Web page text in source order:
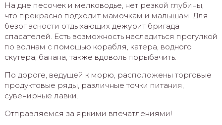
На дне песочек и мелководье, нет резкой глубины,
что прекрасно подходит мамочкам и малышам. Для
безопасности отдыхающих дежурит бригада
спасателей. Есть возможность насладиться прогулкой
по волнам с помощью корабля, катера, водного
скутера, банана, также вдоволь порыбачить.
По дороге, ведущей к морю, расположены торговые
продуктовые ряды, различные точки питания,
сувенирные лавки.
Отправляемся за яркими впечатлениями!